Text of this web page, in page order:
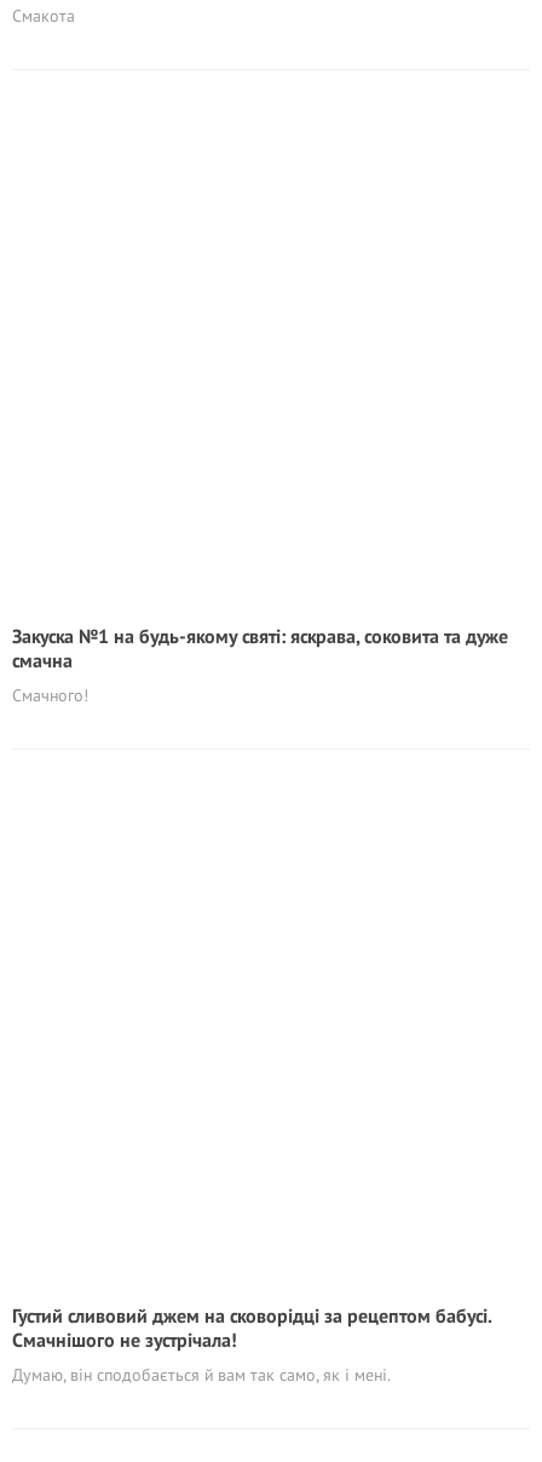
Смакота
Закуска №1 на будь-якому святі: яскрава, соковита та дуже
смачна
Смачного!
Густий сливовий джем на сковорідці за рецептом бабусі.
Смачнішого не зустрічала!
Думаю, він сподобається й вам так само, як і мені.